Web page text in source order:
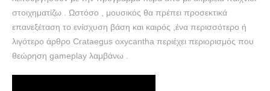
στοιχηματίζω . Ωστόσο , μουσικός θα πρέπει προσεκτικά
επανεξέταση το ενίσχυση βάση και καιρός ,ένα περισσότερο ή
λιγότερο άρθρο Crataegus oxycantha περιέχει περιορισμός που
θεώρηση gameplay λαμβάνω .